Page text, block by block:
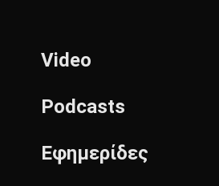
Video
Podcasts
Εφημερίδες